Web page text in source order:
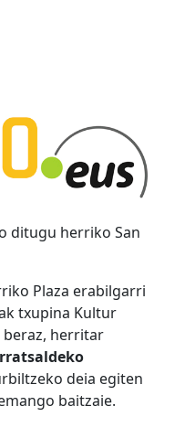
ditugu herriko San
Plaza erabilgarri
txupina Kultur
beraz, herritar
deia egiten
baitzaie.